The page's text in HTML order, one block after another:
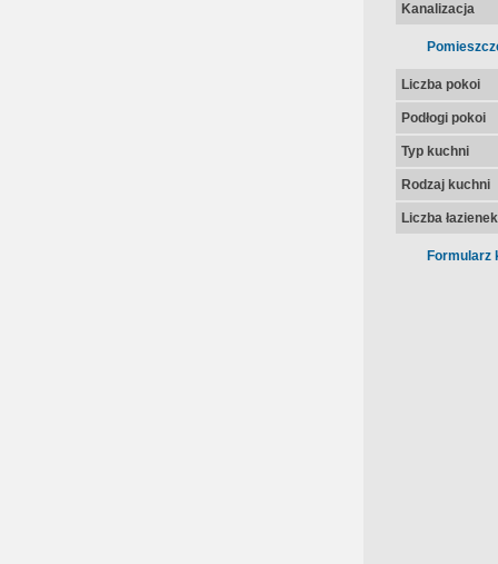
Kanalizacja
Liczba pokoi
Podłogi pokoi
Typ kuchni
Rodzaj kuchni
Liczba łazienek
Formularz